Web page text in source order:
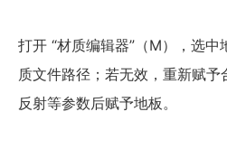
打开 “材质编辑器”（M），选
质文件路径；若无效，重新赋予
反射等参数后赋予地板。